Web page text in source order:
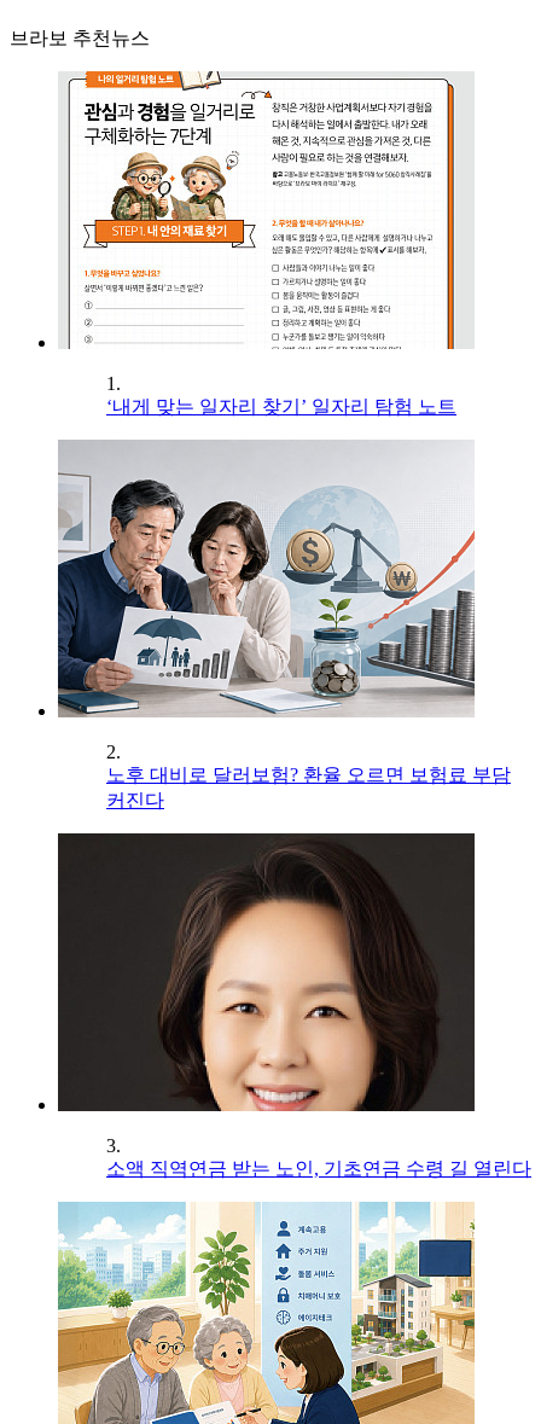
브라보 추천뉴스
1.
‘내게 맞는 일자리 찾기’ 일자리 탐험 노트
2.
노후 대비로 달러보험? 환율 오르면 보험료 부담
커진다
3.
소액 직역연금 받는 노인, 기초연금 수령 길 열린다